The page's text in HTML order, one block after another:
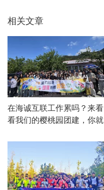
相关文章
在海诚互联工作累吗？来看
看我们的樱桃园团建，你就